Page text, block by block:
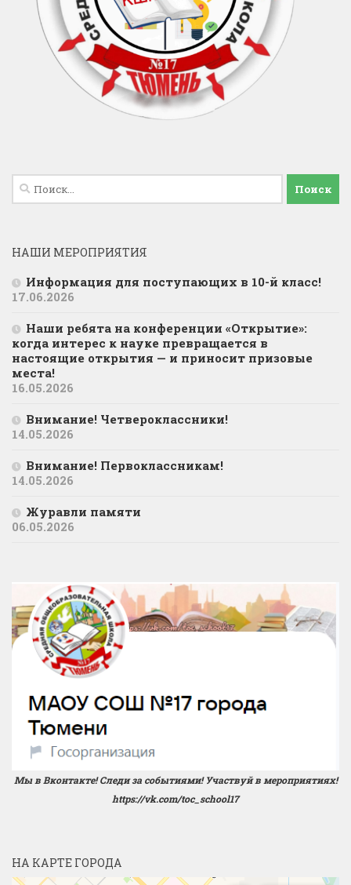
Найти:
НАШИ МЕРОПРИЯТИЯ
Информация для поступающих в 10-й класс!
17.06.2026
Наши ребята на конференции «Открытие»:
когда интерес к науке превращается в
настоящие открытия — и приносит призовые
места!
16.05.2026
Внимание! Четвероклассники!
14.05.2026
Внимание! Первоклассникам!
14.05.2026
Журавли памяти
06.05.2026
Мы в Вконтакте! Следи за событиями! Участвуй в мероприятиях!
https://vk.com/toc_school17
НА КАРТЕ ГОРОДА